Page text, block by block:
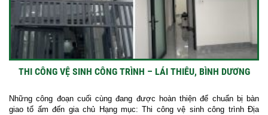
THI CÔNG VỆ SINH CÔNG TRÌNH – LÁI THIÊU, BÌNH DƯƠNG
Những công đoạn cuối cùng đang được hoàn thiện để chuẩn bị bàn
giao tổ ấm đến gia chủ Hạng mục: Thi công vệ sinh công trình Địa